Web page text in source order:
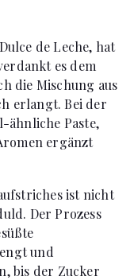
de Leche, hat
es dem
die Mischung aus
erlangt. Bei der
ähnliche Paste,
ergänzt
ist nicht
Der Prozess
und
bis der Zucker